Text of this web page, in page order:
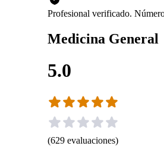
Profesional verificado.
Medicina General
5.0
(629 evaluaciones)